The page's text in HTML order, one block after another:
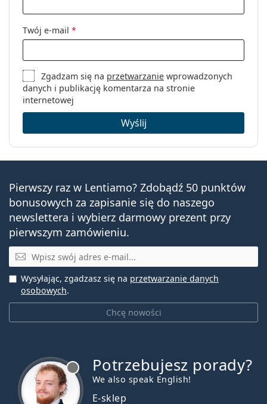
Płeć:
Kategoria:
Kod:
8844 003 19 54
Twój e-mail *
Zgadzam się na przetwarzanie wprowadzonych
danych i publikację komentarza na stronie
internetowej
Wyślij
Pierwszy raz w Lentiamo? Zdobądź 50 punktów
bonusowych za zapisanie się do naszego
newslettera i wybierz darmowy prezent przy
pierwszym zamówieniu.
E-mail
Chcę nowości
Wysyłając, zgadzasz się na przetwarzanie danych
osobowych.
Potrzebujesz porady?
We also speak English!
E-sklep